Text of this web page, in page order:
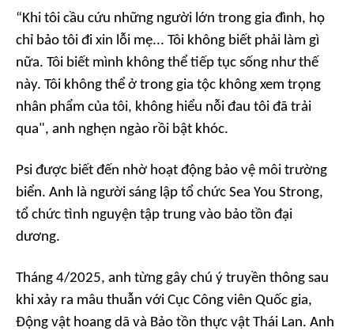
“Khi tôi cầu cứu những người lớn trong gia đình, họ
chỉ bảo tôi đi xin lỗi mẹ... Tôi không biết phải làm gì
nữa. Tôi biết mình không thể tiếp tục sống như thế
này. Tôi không thể ở trong gia tộc không xem trọng
nhân phẩm của tôi, không hiểu nỗi đau tôi đã trải
qua", anh nghẹn ngào rồi bật khóc.
Psi được biết đến nhờ hoạt động bảo vệ môi trường
biển. Anh là người sáng lập tổ chức Sea You Strong,
tổ chức tình nguyện tập trung vào bảo tồn đại
dương.
Tháng 4/2025, anh từng gây chú ý truyền thông sau
khi xảy ra mâu thuẫn với Cục Công viên Quốc gia,
Động vật hoang dã và Bảo tồn thực vật Thái Lan. Anh